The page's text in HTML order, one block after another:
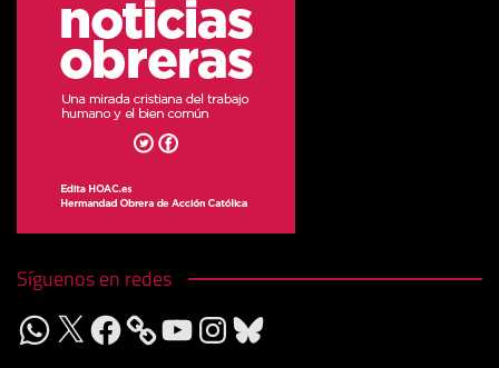
Síguenos en redes
WhatsApp
X Facebook YouTubeInstagram
Bluesky